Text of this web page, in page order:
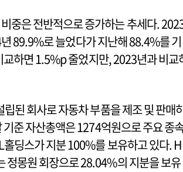
중은 전반적으로 증가하는 추세다.
89.9%로 늘었다가 지난해 88.4%를 기
하면 1.5%p 줄었지만, 2023년과 비교
된 회사로 자동차 부품을 제조 및 판매
기준 자산총액은 1274억원으로 주요 종
딩스가 지분 100%를 보유하고 있다.
정몽원 회장으로 28.04%의 지분을 보유